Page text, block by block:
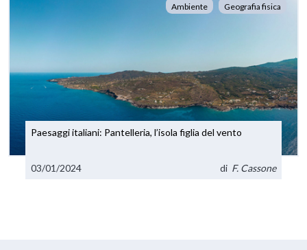
Ambiente Geografia fisica
Paesaggi italiani: Pantelleria, l’isola figlia del vento
03/01/2024 di F. Cassone